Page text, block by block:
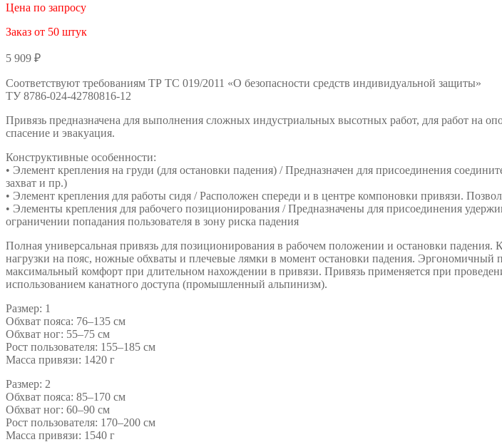
Цена по запросу
Заказ от 50 штук
5 909 ₽
Соответствуют требованиям ТР ТС 019/2011 «О безопасности средств индивидуальной защиты»
ТУ 8786-024-42780816-12
Привязь предназначена для выполнения сложных индустриальных высотных работ, для работ
спасение и эвакуация.
Конструктивные особенности:
• Элемент крепления на груди (для остановки падения) / Предназначен для присоединения
захват и пр.)
• Элемент крепления для работы сидя / Расположен спереди и в центре компоновки привязи.
• Элементы крепления для рабочего позиционирования / Предназначены для присоединения
ограничении попадания пользователя в зону риска падения
Полная универсальная привязь для позиционирования в рабочем положении и остановки
нагрузки на пояс, ножные обхваты и плечевые лямки в момент остановки падения.
максимальный комфорт при длительном нахождении в привязи. Привязь применяется при
использованием канатного доступа (промышленный альпинизм).
Размер: 1
Обхват пояса: 76–135 см
Обхват ног: 55–75 см
Рост пользователя: 155–185 см
Масса привязи: 1420 г
Размер: 2
Обхват пояса: 85–170 см
Обхват ног: 60–90 см
Рост пользователя: 170–200 см
Масса привязи: 1540 г